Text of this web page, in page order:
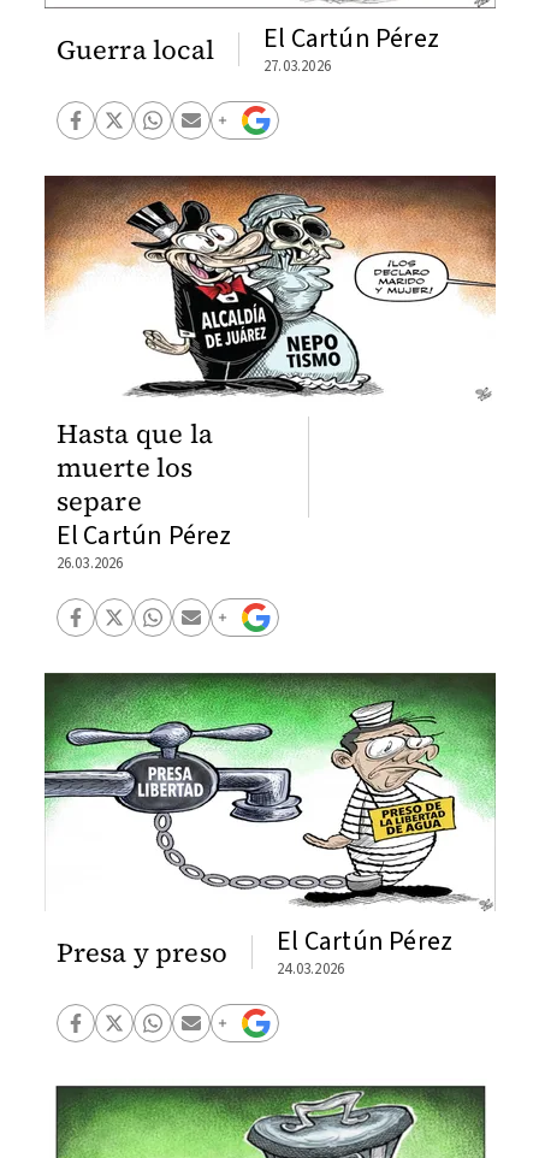
Guerra local El Cartún Pérez
27.03.2026
Hasta que la
muerte los
separe
El Cartún Pérez
26.03.2026
Presa y preso El Cartún Pérez
24.03.2026